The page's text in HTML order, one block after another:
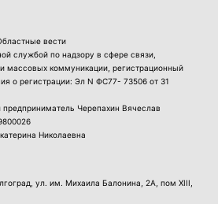
вести
службой по надзору в сфере связи,
массовых коммуникации, регистрационный
о регистрации: Эл N ФС77- 73506 от 31
Черепахин Вячеслав
Николаевна
ул. им. Михаила Балонина, 2А, пом XIII,